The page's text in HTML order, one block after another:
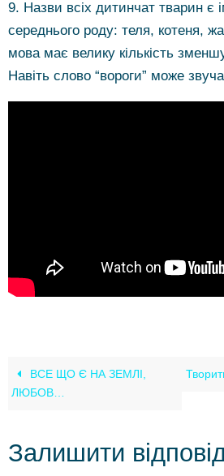
9. Назви всіх дитинчат тварин є
середнього роду: теля, котеня,
мова має велику кількість
Навіть слово “вороги” може
ВСЕ ЩО Є НА ЗЕМЛІ,
ЛЮБОВ…
Залишити